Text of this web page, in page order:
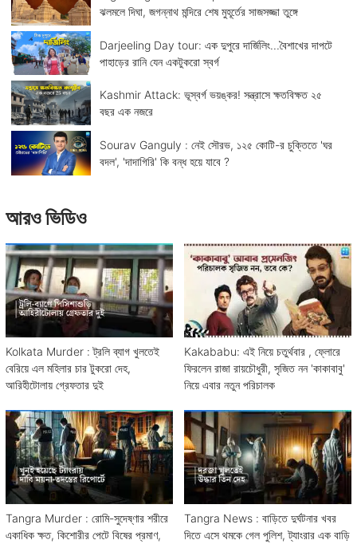
ঝলমলে দিঘা, জগন্নাথ মন্দিরে শেষ মুহূর্তের সাজসজ্জা তুঙ্গে
Darjeeling Day tour: এক দুপুরে দার্জিলিং...বৈশাখের দাপটে
পাহাড়ের রানি যেন একটুকরো স্বর্গ
Kashmir Attack: ভূস্বর্গ ভয়ঙ্কর! সন্ত্রাসে ক্ষতবিক্ষত ২৫
বছর এক নজরে
Sourav Ganguly : নেই সৌরভ, ১২৫ কোটি-র চুক্তিতে 'ঘর
বদল', 'দাদাগিরি' কি বন্ধ হয়ে যাবে ?
আরও ভিডিও
Kolkata Murder : ট্রলি ব্যাগ খুলতেই
বেরিয়ে এল মহিলার চার টুকরো দেহ,
আরিহীটোলায় গ্রেফতার দুই
Kakababu: এই নিয়ে চতুর্থবার , ফ্লোরে
ফিরলেন রাজা রায়চৌধুরী, সৃজিত নন 'কাকাবাবু'
নিয়ে এবার নতুন পরিচালক
Tangra Murder : রোমি-সুদেষ্ণার শরীরে
একাধিক ক্ষত, কিশোরীর পেটে বিষের প্রমাণ,
Tangra News : বাড়িতে দুর্ঘটনার খবর
দিতে এসে থমকে গেল পুলিশ, ট্যাংরার এক বাড়ি